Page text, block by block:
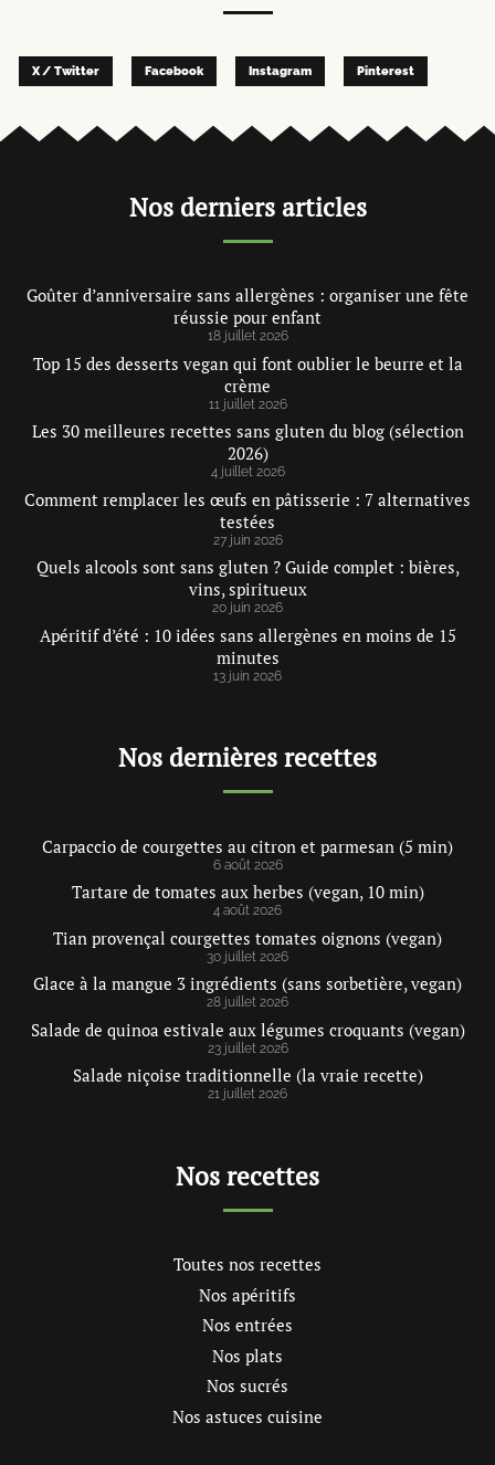
X / Twitter Facebook Instagram Pinterest
Nos derniers articles
Goûter d’anniversaire sans allergènes : organiser une fête
réussie pour enfant
18 juillet 2026
Top 15 des desserts vegan qui font oublier le beurre et la
crème
11 juillet 2026
Les 30 meilleures recettes sans gluten du blog (sélection
2026)
4 juillet 2026
Comment remplacer les œufs en pâtisserie : 7 alternatives
testées
27 juin 2026
Quels alcools sont sans gluten ? Guide complet : bières,
vins, spiritueux
20 juin 2026
Apéritif d’été : 10 idées sans allergènes en moins de 15
minutes
13 juin 2026
Nos dernières recettes
Carpaccio de courgettes au citron et parmesan (5 min)
6 août 2026
Tartare de tomates aux herbes (vegan, 10 min)
4 août 2026
Tian provençal courgettes tomates oignons (vegan)
30 juillet 2026
Glace à la mangue 3 ingrédients (sans sorbetière, vegan)
28 juillet 2026
Salade de quinoa estivale aux légumes croquants (vegan)
23 juillet 2026
Salade niçoise traditionnelle (la vraie recette)
21 juillet 2026
Nos recettes
Toutes nos recettes
Nos apéritifs
Nos entrées
Nos plats
Nos sucrés
Nos astuces cuisine